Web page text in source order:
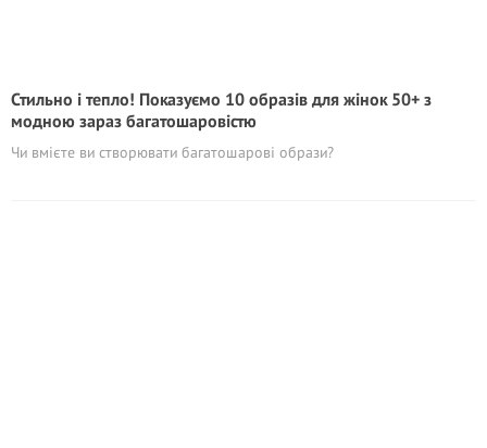
Стильно і тепло! Показуємо 10 образів для жінок 50+ з
модною зараз багатошаровістю
Чи вмієте ви створювати багатошарові образи?